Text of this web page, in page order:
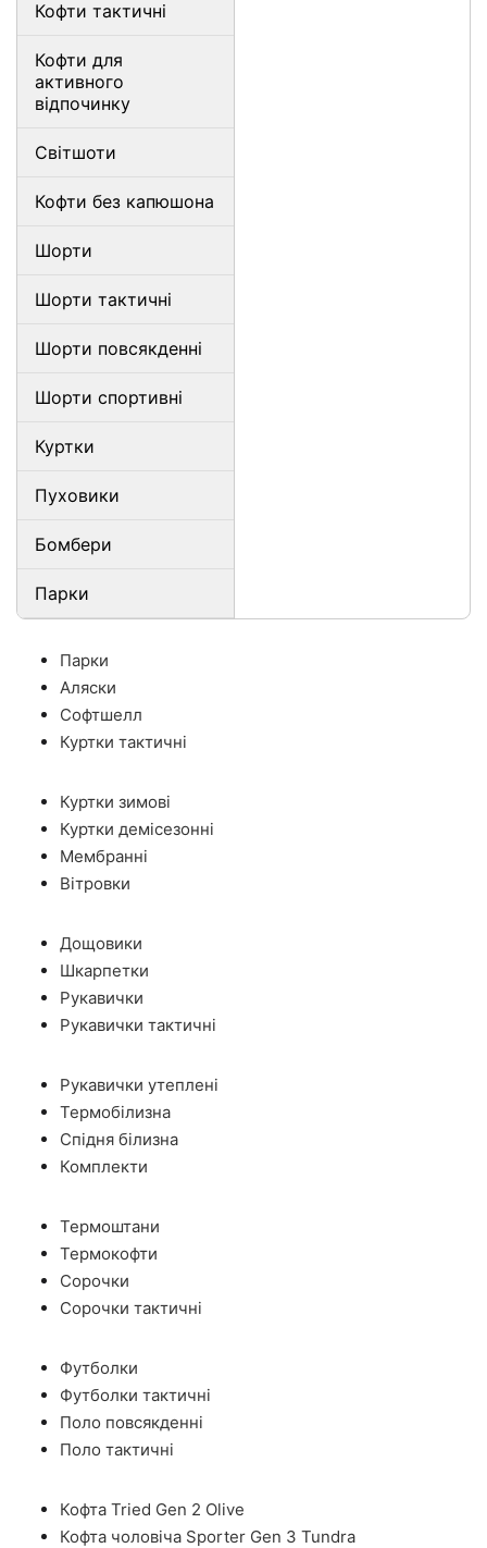
Кофти тактичні
Кофти для
активного
відпочинку
Світшоти
Кофти без капюшона
Шорти
Шорти тактичні
Шорти повсякденні
Шорти спортивні
Куртки
Пуховики
Бомбери
Парки
Парки
Аляски
Софтшелл
Куртки тактичні
Куртки зимові
Куртки демісезонні
Мембранні
Вітровки
Дощовики
Шкарпетки
Рукавички
Рукавички тактичні
Рукавички утеплені
Термобілизна
Спідня білизна
Комплекти
Термоштани
Термокофти
Сорочки
Сорочки тактичні
Футболки
Футболки тактичні
Поло повсякденні
Поло тактичні
Кофта Tried Gen 2 Olive
Кофта чоловіча Sporter Gen 3 Tundra